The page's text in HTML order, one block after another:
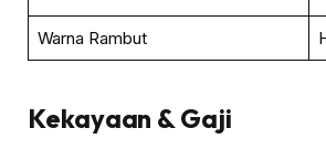
Warna Rambut
Kekayaan & Gaji